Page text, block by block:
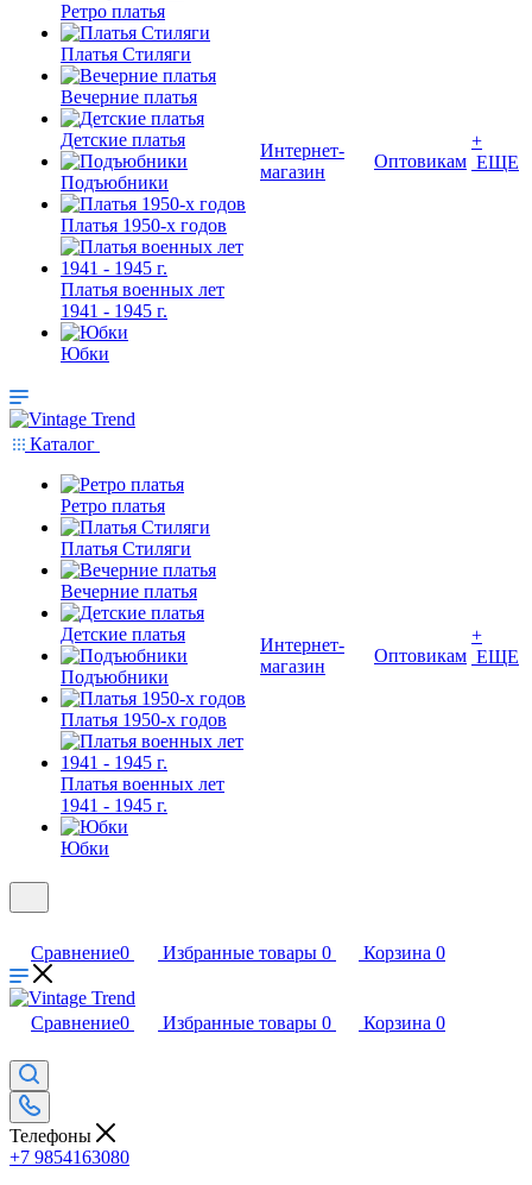
Ретро платья
Платья Стиляги
Вечерние платья
Детские платья
Подъюбники
Платья 1950-х годов
Платья военных лет
1941 - 1945 г.
Юбки
Интернет-
магазин
Оптовикам
+
ЕЩЕ
Каталог
Ретро платья
Платья Стиляги
Вечерние платья
Детские платья
Подъюбники
Платья 1950-х годов
Платья военных лет
1941 - 1945 г.
Юбки
Интернет-
магазин
Оптовикам
+
ЕЩЕ
Сравнение0 Избранные товары 0 Корзина 0
Сравнение0 Избранные товары 0 Корзина 0
Телефоны
+7 9854163080